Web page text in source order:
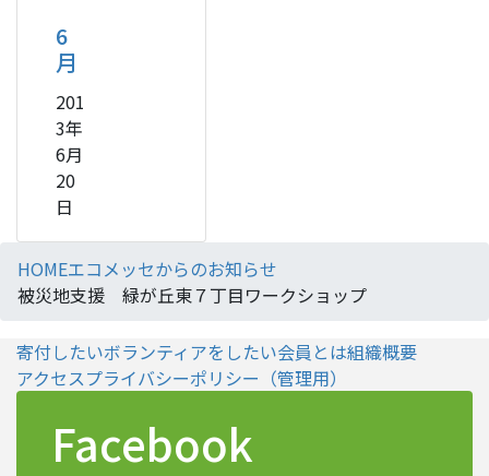
6
月
201
3年
6月
20
日
HOMEエコメッセからのお知らせ
被災地支援 緑が丘東７丁目ワークショップ
寄付したいボランティアをしたい会員とは組織概要
アクセスプライバシーポリシー （管理用）
Facebook